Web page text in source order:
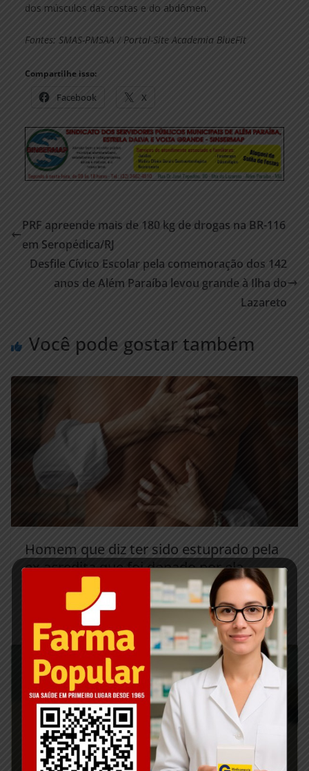
dos músculos das costas e do abdômen.
Fontes: SMAS-PMSAA / Portal-Site Academia BlueFit
Compartilhe isso:
Facebook X
PRF apreende mais de 180 kg de drogas na BR-116
em Seropédica/RJ
Desfile Cívico Escolar pela comemoração dos 142
anos de Além Paraíba levou grande à Ilha do
Lazareto
Você pode gostar também
Homem que diz ter sido estuprado pela
ex acredita que foi dopado por ela
junho 14, 2024